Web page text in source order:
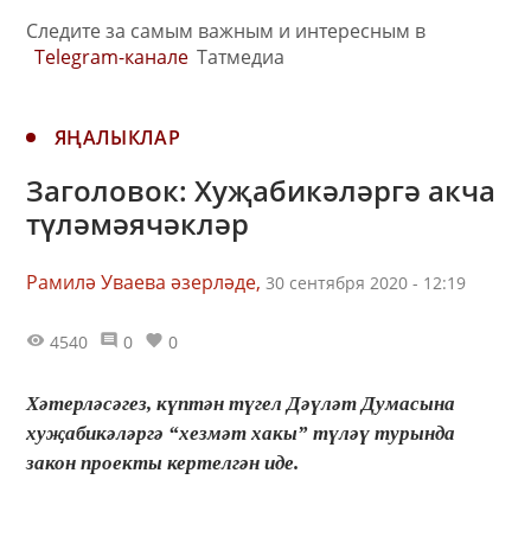
Следите за самым важным и интересным в
Telegram-канале Татмедиа
ЯҢАЛЫКЛАР
Заголовок: Хуҗабикәләргә акча
түләмәячәкләр
Рамилә Уваева әзерләде, 30 сентября 2020 - 12:19
4540 0 0
Хәтерләсәгез, күптән түгел Дәүләт Думасына
хуҗабикәләргә “хезмәт хакы” түләү турында
закон проекты кертелгән иде.